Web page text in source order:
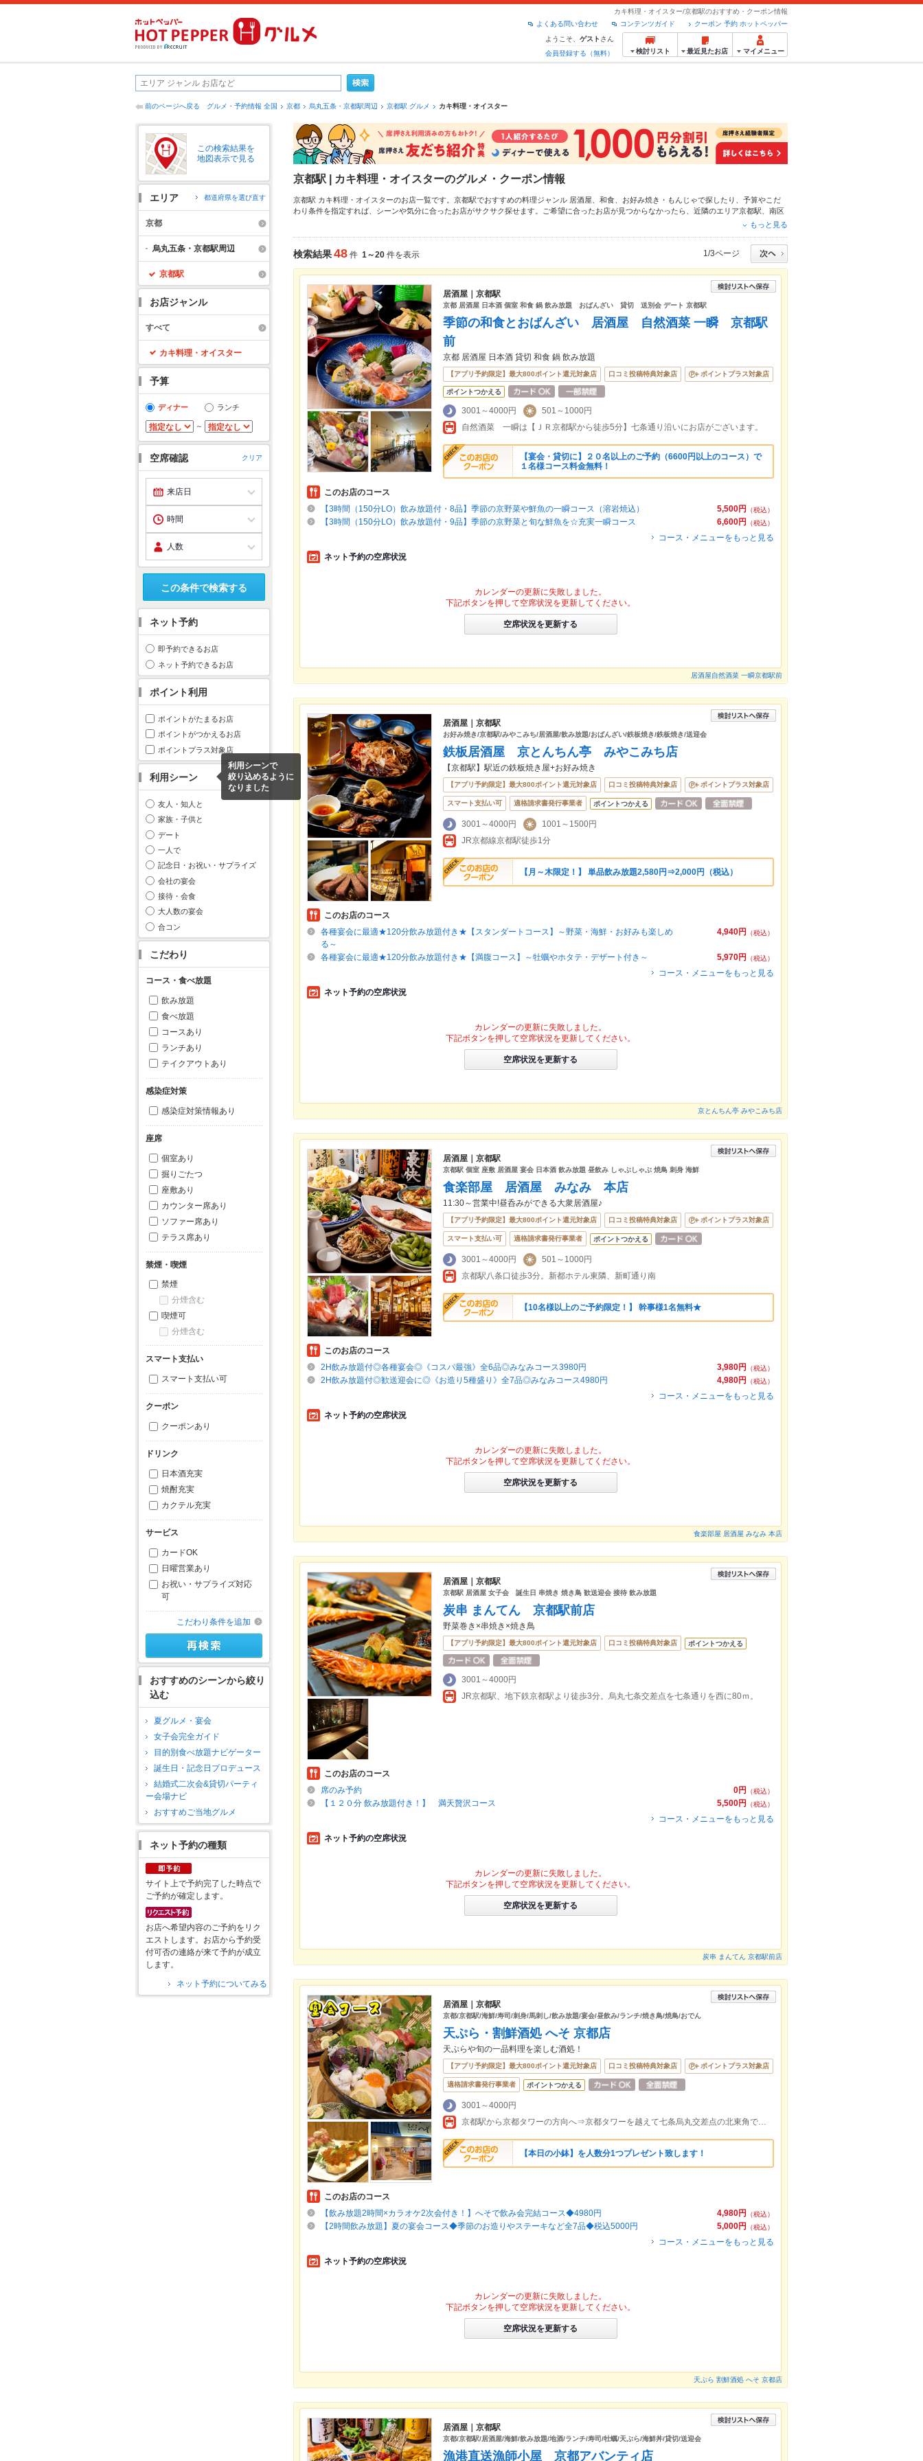
カキ料理・オイスター/京都駅のおすすめ・クーポン情報
クーポン 予約 ホットペッパー
コンテンツガイド
よくある問い合わせ
ようこそ、 ゲスト さん
会員登録する（無料）
検討リスト 最近見たお店 マイメニュー
前のページへ戻る グルメ・予約情報 全国 京都 烏丸五条・京都駅周辺 京都駅 グルメ カキ料理・オイスター
この検索結果を
地図表示で見る
エリア 都道府県を選び直す
京都
烏丸五条・京都駅周辺
京都駅
お店ジャンル
すべて
カキ料理・オイスター
予算
ディナー ランチ
～
空席確認 クリア
この条件で検索する
ネット予約
即予約できるお店
ネット予約できるお店
ポイント利用
ポイントがたまるお店
ポイントがつかえるお店
ポイントプラス対象店
利用シーン
利用シーンで
絞り込めるように
なりました
友人・知人と
家族・子供と
デート
一人で
記念日・お祝い・サプライズ
会社の宴会
接待・会食
大人数の宴会
合コン
こだわり
コース・食べ放題
飲み放題
食べ放題
コースあり
ランチあり
テイクアウトあり
感染症対策
感染症対策情報あり
座席
個室あり
掘りごたつ
座敷あり
カウンター席あり
ソファー席あり
テラス席あり
禁煙・喫煙
禁煙
分煙含む
喫煙可
分煙含む
スマート支払い
スマート支払い可
クーポン
クーポンあり
ドリンク
日本酒充実
焼酎充実
カクテル充実
サービス
カードOK
日曜営業あり
お祝い・サプライズ対応
可
こだわり条件を追加
おすすめのシーンから絞り
込む
夏グルメ・宴会
女子会完全ガイド
目的別食べ放題ナビゲーター
誕生日・記念日プロデュース
結婚式二次会&貸切パーティ
ー会場ナビ
おすすめご当地グルメ
ネット予約の種類
サイト上で予約完了した時点で
ご予約が確定します。
お店へ希望内容のご予約をリク
エストします。お店から予約受
付可否の連絡が来て予約が成立
します。
ネット予約についてみる
京都駅 | カキ料理・オイスターのグルメ・クーポン情報
京都駅 カキ料理・オイスターのお店一覧です。京都駅でおすすめの料理ジャンル 居酒屋 和食 お好み焼き・もんじゃで探したり、予算やこだ
わり条件を指定すれば、シーンや気分に合ったお店がサクサク探せます。ご希望に合ったお店が見つからなかったら、近隣のエリア京都駅
南区
お茶漬け、
もっと見る
検索結果48 件 1～20 件を表示 1/3ページ
居酒屋｜京都駅
京都 居酒屋 日本酒 個室 和食 鍋 飲み放題 おばんざい 貸切 送別会 デート 京都駅
季節の和食とおばんざい 居酒屋 自然酒菜 一瞬 京都駅
前
京都 居酒屋 日本酒 貸切 和食 鍋 飲み放題
【アプリ予約限定】最大800ポイント還元対象店 口コミ投稿特典対象店 ポイントプラス対象店
ポイントつかえる
3001～4000円
501～1000円
自然酒菜 一瞬は【ＪＲ京都駅から徒歩5分】七条通り沿いにお店がございます。
【宴会・貸切に】２０名以上のご予約（6600円以上のコース）で
１名様コース料金無料！
このお店のコース
5,500円
（税込）
【3時間（150分LO）飲み放題付・8品】季節の京野菜や鮮魚の一瞬コース（溶岩焼込）
6,600円
（税込）
【3時間（150分LO）飲み放題付・9品】季節の京野菜と旬な鮮魚を☆充実一瞬コース
コース・メニューをもっと見る
ネット予約の空席状況
カレンダーの更新に失敗しました。
下記ボタンを押して空席状況を更新してください。
空席状況を更新する
居酒屋自然酒菜 一瞬京都駅前
居酒屋｜京都駅
お好み焼き/京都駅/みやこみち/居酒屋/飲み放題/おばんざい/鉄板焼き/鉄板焼き/送迎会
鉄板居酒屋 京とんちん亭 みやこみち店
【京都駅】駅近の鉄板焼き屋+お好み焼き
【アプリ予約限定】最大800ポイント還元対象店 口コミ投稿特典対象店 ポイントプラス対象店
スマート支払い可 適格請求書発行事業者 ポイントつかえる
3001～4000円
1001～1500円
JR京都線京都駅徒歩1分
【月～木限定！】 単品飲み放題2,580円⇒2,000円（税込）
このお店のコース
4,940円
（税込）
各種宴会に最適★120分飲み放題付き★【スタンダートコース】～野菜・海鮮・お好みも楽しめ
る～
5,970円
（税込）
各種宴会に最適★120分飲み放題付き★【満腹コース】～牡蠣やホタテ・デザート付き～
コース・メニューをもっと見る
ネット予約の空席状況
カレンダーの更新に失敗しました。
下記ボタンを押して空席状況を更新してください。
空席状況を更新する
京とんちん亭 みやこみち店
居酒屋｜京都駅
京都駅 個室 座敷 居酒屋 宴会 日本酒 飲み放題 昼飲み しゃぶしゃぶ 焼鳥 刺身 海鮮
食楽部屋 居酒屋 みなみ 本店
11:30～営業中!昼呑みができる大衆居酒屋♪
【アプリ予約限定】最大800ポイント還元対象店 口コミ投稿特典対象店 ポイントプラス対象店
スマート支払い可 適格請求書発行事業者 ポイントつかえる
3001～4000円
501～1000円
京都駅八条口徒歩3分。新都ホテル東隣、新町通り南
【10名様以上のご予約限定！】 幹事様1名無料★
このお店のコース
3,980円
（税込）
2H飲み放題付◎各種宴会◎《コスパ最強》全6品◎みなみコース3980円
4,980円
（税込）
2H飲み放題付◎歓送迎会に◎《お造り5種盛り》全7品◎みなみコース4980円
コース・メニューをもっと見る
ネット予約の空席状況
カレンダーの更新に失敗しました。
下記ボタンを押して空席状況を更新してください。
空席状況を更新する
食楽部屋 居酒屋 みなみ 本店
居酒屋｜京都駅
京都駅 居酒屋 女子会 誕生日 串焼き 焼き鳥 歓送迎会 接待 飲み放題
炭串 まんてん 京都駅前店
野菜巻き×串焼き×焼き鳥
【アプリ予約限定】最大800ポイント還元対象店 口コミ投稿特典対象店 ポイントつかえる
3001～4000円
JR京都駅、地下鉄京都駅より徒歩3分。烏丸七条交差点を七条通りを西に80ｍ。
このお店のコース
0円
（税込）
席のみ予約
5,500円
（税込）
【１２０分 飲み放題付き！】 満天贅沢コース
コース・メニューをもっと見る
ネット予約の空席状況
カレンダーの更新に失敗しました。
下記ボタンを押して空席状況を更新してください。
空席状況を更新する
炭串 まんてん 京都駅前店
居酒屋｜京都駅
京都/京都駅/海鮮/寿司/刺身/馬刺し/飲み放題/宴会/昼飲み/ランチ/焼き鳥/焼鳥/おでん
天ぷら・割鮮酒処 へそ 京都店
天ぷらや旬の一品料理を楽しむ酒処！
【アプリ予約限定】最大800ポイント還元対象店 口コミ投稿特典対象店 ポイントプラス対象店
適格請求書発行事業者 ポイントつかえる
3001～4000円
京都駅から京都タワーの方向へ⇒京都タワーを越えて七条烏丸交差点の北東角です！立ち呑み処へそ 道路渡ってすぐ！
【本日の小鉢】を人数分1つプレゼント致します！
このお店のコース
4,980円
（税込）
【飲み放題2時間×カラオケ2次会付き！】へそで飲み会完結コース◆4980円
5,000円
（税込）
【2時間飲み放題】夏の宴会コース◆季節のお造りやステーキなど全7品◆税込5000円
コース・メニューをもっと見る
ネット予約の空席状況
カレンダーの更新に失敗しました。
下記ボタンを押して空席状況を更新してください。
空席状況を更新する
天ぷら 割鮮酒処 へそ 京都店
居酒屋｜京都駅
京都/京都駅/居酒屋/海鮮/飲み放題/地酒/ランチ/寿司/牡蠣/天ぷら/海鮮丼/貸切/送迎会
漁港直送漁師小屋 京都アバンティ店